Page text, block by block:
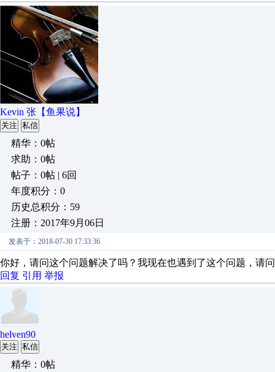
Kevin 张【鱼果说】
关注 私信
精华：0帖
求助：0帖
帖子：0帖 | 6回
年度积分：0
历史总积分：59
注册：2017年9月06日
发表于：2018-07-30 17:33:36
你好，请问这个问题解决了吗？我现在也遇到了这个问题，请
回复 引用 举报
helven90
关注 私信
精华：0帖